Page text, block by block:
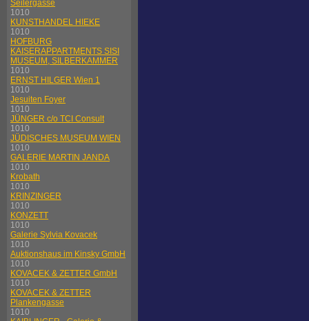
Seilergasse
1010
KUNSTHANDEL HIEKE
1010
HOFBURG
KAISERAPPARTMENTS SISI
MUSEUM, SILBERKAMMER
1010
ERNST HILGER Wien 1
1010
Jesuiten Foyer
1010
JÜNGER c/o TCI Consult
1010
JÜDISCHES MUSEUM WIEN
1010
GALERIE MARTIN JANDA
1010
Krobath
1010
KRINZINGER
1010
KONZETT
1010
Galerie Sylvia Kovacek
1010
Auktionshaus im Kinsky GmbH
1010
KOVACEK & ZETTER GmbH
1010
KOVACEK & ZETTER
Plankengasse
1010